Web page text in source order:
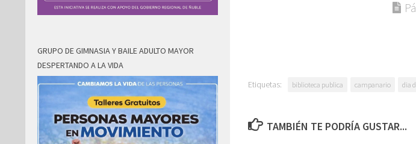
Etiquetas: biblioteca publica campanario dia
TAMBIÉN TE PODRÍA GUSTAR...
GRUPO DE GIMNASIA Y BAILE ADULTO MAYOR
DESPERTANDO A LA VIDA